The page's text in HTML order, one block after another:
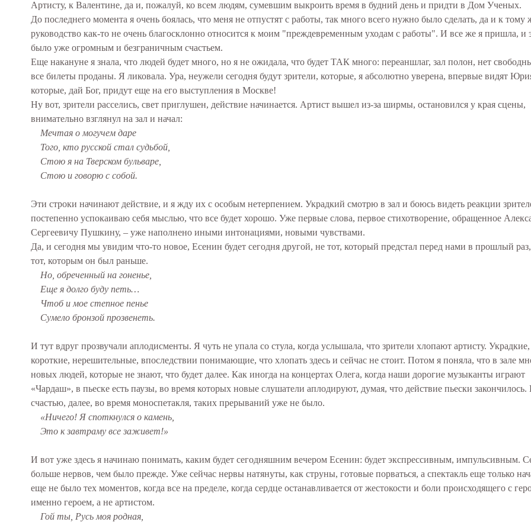
Артисту, к Валентине, да и, пожалуй, ко всем людям, сумевшим выкроить время в будний день и придти в Дом Ученых.
До последнего момента я очень боялась, что меня не отпустят с работы, так много всего нужно было сделать, да и к тому
руководство как-то не очень благосклонно относится к моим "преждевременным уходам с работы". И все же я пришла, и
было уже огромным и безграничным счастьем.
Еще накануне я знала, что людей будет много, но я не ожидала, что будет ТАК много: переаншлаг, зал полон, нет
все билеты проданы. Я ликовала. Ура, неужели сегодня будут зрители, которые, я абсолютно уверена, впервые видят
которые, дай Бог, придут еще на его выступления в Москве!
Ну вот, зрители расселись, свет приглушен, действие начинается. Артист вышел из-за ширмы, остановился у края сцены,
внимательно взглянул на зал и начал:
Мечтая о могучем даре
Того, кто русской стал судьбой,
Стою я на Тверском бульваре,
Стою и говорю с собой.
Эти строки начинают действие, и я жду их с особым нетерпением. Украдкий смотрю в зал и боюсь видеть реакции
постепенно успокаиваю себя мыслью, что все будет хорошо. Уже первые слова, первое стихотворение, обращенное
Сергеевичу Пушкину, – уже наполнено иными интонациями, новыми чувствами.
Да, и сегодня мы увидим что-то новое, Есенин будет сегодня другой, не тот, который предстал перед нами в прошлый
тот, которым он был раньше.
Но, обреченный на гоненье,
Еще я долго буду петь…
Чтоб и мое степное пенье
Сумело бронзой прозвенеть.
И тут вдруг прозвучали аплодисменты. Я чуть не упала со стула, когда услышала, что зрители хлопают артисту. Украдкие,
короткие, нерешительные, впоследствии понимающие, что хлопать здесь и сейчас не стоит. Потом я поняла, что в зале
новых людей, которые не знают, что будет далее. Как иногда на концертах Олега, когда наши дорогие музыканты играют
«Чардаш», в пьеске есть паузы, во время которых новые слушатели аплодируют, думая, что действие пьески закончилось.
счастью, далее, во время моноспетакля, таких прерываний уже не было.
«Ничего! Я споткнулся о камень,
Это к завтраму все заживет!»
И вот уже здесь я начинаю понимать, каким будет сегодняшним вечером Есенин: будет экспрессивным, импульсивным.
больше нервов, чем было прежде. Уже сейчас нервы натянуты, как струны, готовые порваться, а спектакль еще только
еще не было тех моментов, когда все на пределе, когда сердце останавливается от жестокости и боли происходящего с
именно героем, а не артистом.
Гой ты, Русь моя родная,